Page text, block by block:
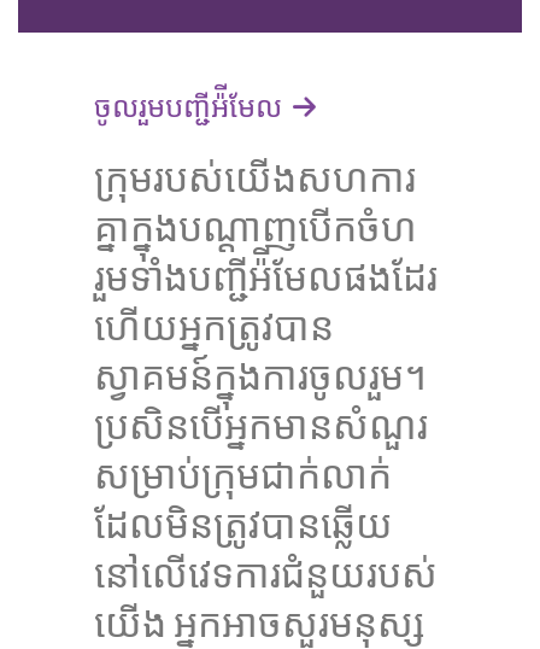
ចូលរួមបញ្ជីអ៉ីមែល
ក្រុមរបស់យើងសហការ
គ្នាក្នុងបណ្តាញបើកចំហ
រួមទាំងបញ្ជីអ៉ីមែលផងដែរ
ហើយអ្នកត្រូវបាន
ស្វាគមន៍ក្នុងការចូលរួម។
ប្រសិនបើអ្នកមានសំណួរ
សម្រាប់ក្រុមជាក់លាក់
ដែលមិនត្រូវបានឆ្លើយ
នៅលើវេទការជំនួយរបស់
យើង អ្នកអាចសួរមនុស្ស